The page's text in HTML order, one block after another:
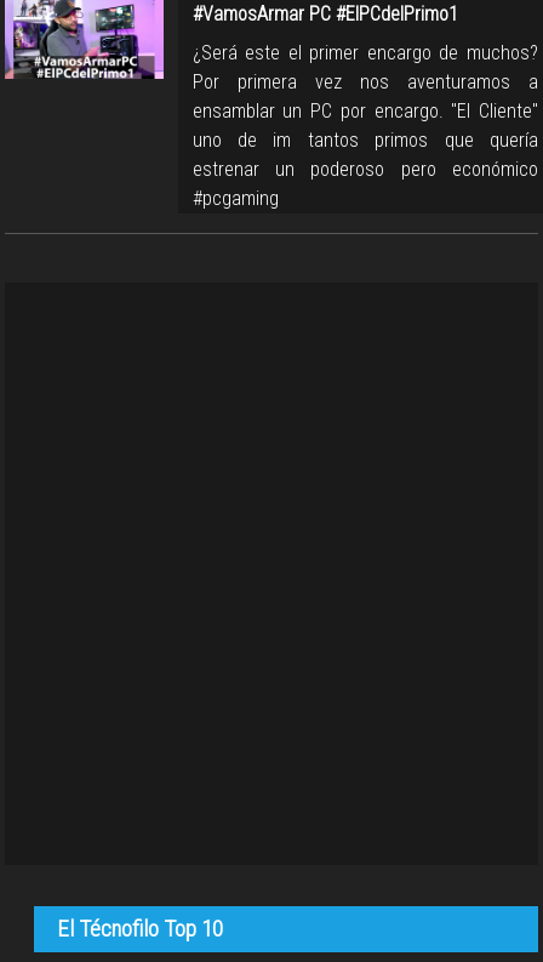
#VamosArmar PC #ElPCdelPrimo1
¿Será este el primer encargo de muchos?
Por primera vez nos aventuramos a
ensamblar un PC por encargo. "El Cliente"
uno de im tantos primos que quería
estrenar un poderoso pero económico
#pcgaming
El Técnofilo Top 10